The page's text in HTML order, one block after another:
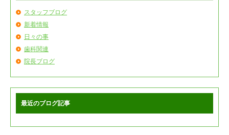
スタッフブログ
新着情報
日々の事
歯科関連
院長ブログ
最近のブログ記事